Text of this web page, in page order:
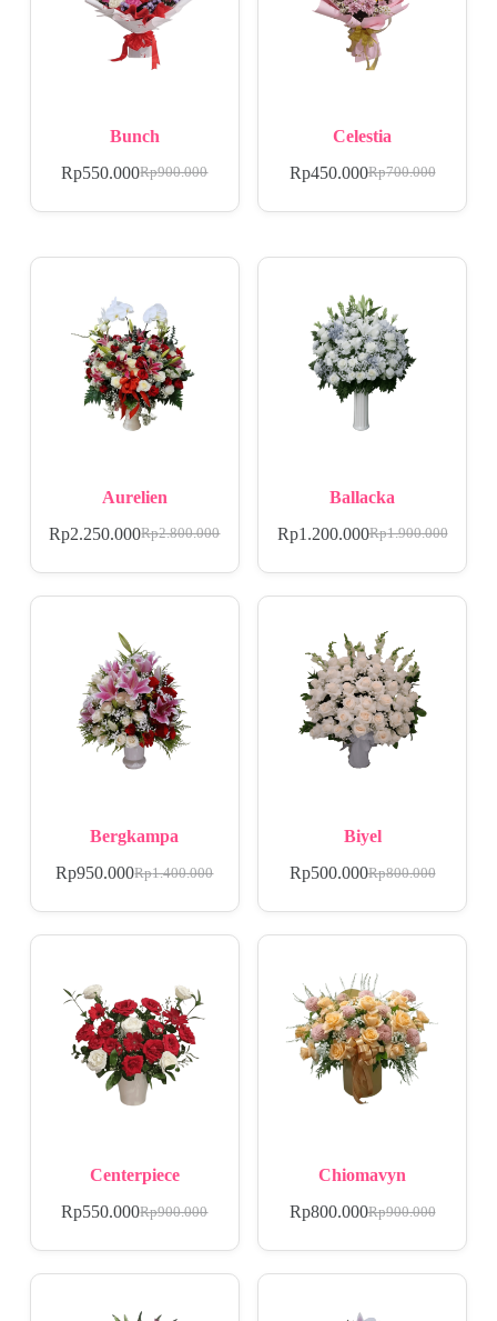
Bunch
Rp900.000
Rp550.000
Celestia
Rp700.000
Rp450.000
Aurelien
Rp2.800.000
Rp2.250.000
Ballacka
Rp1.900.000
Rp1.200.000
Bergkampa
Rp1.400.000
Rp950.000
Biyel
Rp800.000
Rp500.000
Centerpiece
Rp900.000
Rp550.000
Chiomavyn
Rp900.000
Rp800.000